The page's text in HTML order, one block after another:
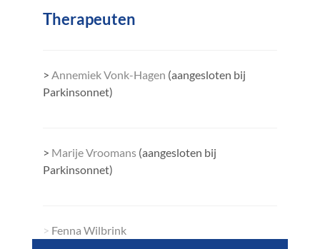
Therapeuten
> Annemiek Vonk-Hagen (aangesloten bij
Parkinsonnet)
> Marije Vroomans (aangesloten bij
Parkinsonnet)
> Fenna Wilbrink